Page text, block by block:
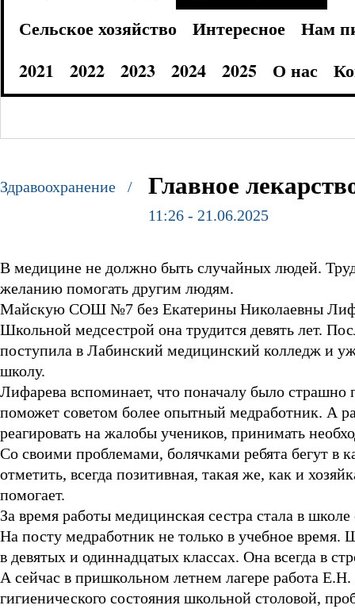
Сельское хозяйство
Интересное
Нам
2021
2022 2023 2024 2025 О нас
Здравоохранение / Главное
11:26 - 21.06.2025
В медицине не должно быть случайных людей.
желанию помогать другим людям.
Майскую СОШ №7 без Екатерины Николаевны
Школьной медсестрой она трудится девять лет.
поступила в Лабинский медицинский колледж и
школу.
Лифарева вспоминает, что поначалу было страшно
поможет советом более опытный медработник. А
реагировать на жалобы учеников, принимать
Со своими проблемами, болячками ребята бегут в
отметить, всегда позитивная, такая же, как и
помогает.
За время работы медицинская сестра стала в
На посту медработник не только в учебное время.
в девятых и одиннадцатых классах. Она всегда в
А сейчас в пришкольном летнем лагере работа
гигиенического состояния школьной столовой,